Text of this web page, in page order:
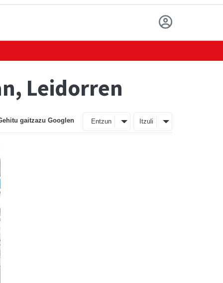
Leidorren
gaitzazu Googlen Entzun Itzuli